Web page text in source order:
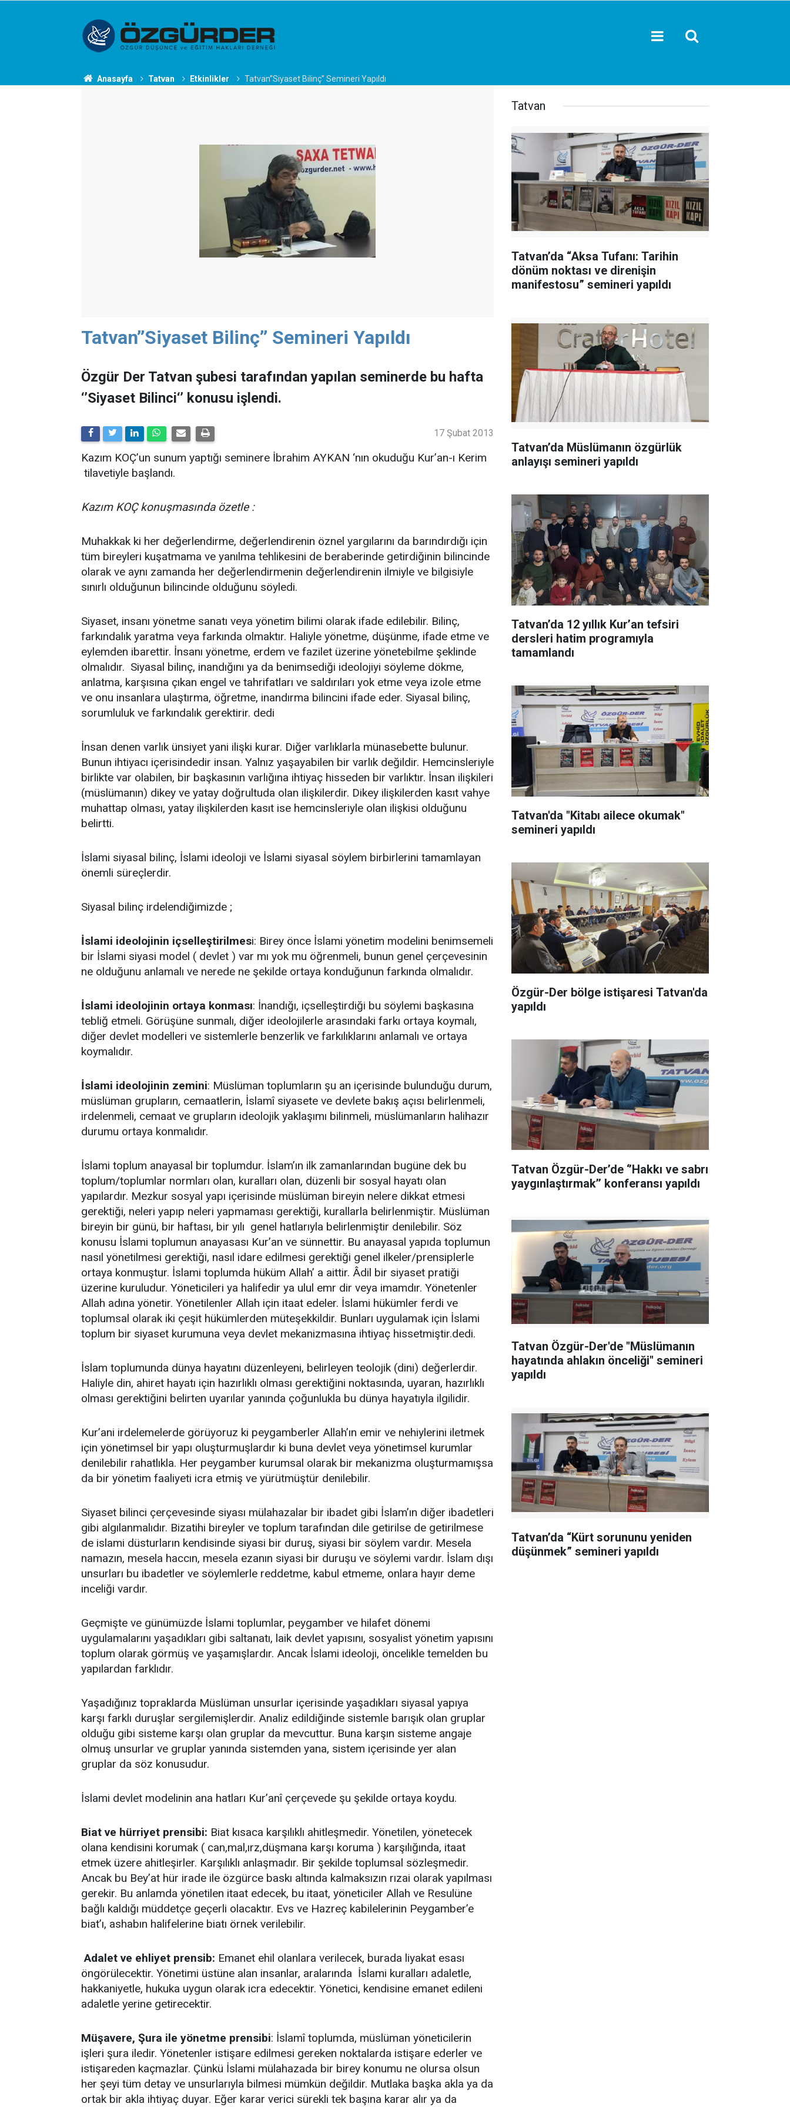
Anasayfa Tatvan Etkinlikler Tatvan’’Siyaset Bilinç’’ Semineri Yapıldı
Tatvan’’Siyaset Bilinç’’ Semineri Yapıldı
Özgür Der Tatvan şubesi tarafından yapılan seminerde bu hafta
‘’Siyaset Bilinci‘’ konusu işlendi.
17 Şubat 2013
Kazım KOÇ’un sunum yaptığı seminere İbrahim AYKAN ‘nın okuduğu Kur’an-ı Kerim
tilavetiyle başlandı.
Kazım KOÇ konuşmasında özetle :
Muhakkak ki her değerlendirme, değerlendirenin öznel yargılarını da barındırdığı için
tüm bireyleri kuşatmama ve yanılma tehlikesini de beraberinde getirdiğinin bilincinde
olarak ve aynı zamanda her değerlendirmenin değerlendirenin ilmiyle ve bilgisiyle
sınırlı olduğunun bilincinde olduğunu söyledi.
Siyaset, insanı yönetme sanatı veya yönetim bilimi olarak ifade edilebilir. Bilinç,
farkındalık yaratma veya farkında olmaktır. Haliyle yönetme, düşünme, ifade etme ve
eylemden ibarettir. İnsanı yönetme, erdem ve fazilet üzerine yönetebilme şeklinde
olmalıdır. Siyasal bilinç, inandığını ya da benimsediği ideolojiyi söyleme dökme,
anlatma, karşısına çıkan engel ve tahrifatları ve saldırıları yok etme veya izole etme
ve onu insanlara ulaştırma, öğretme, inandırma bilincini ifade eder. Siyasal bilinç,
sorumluluk ve farkındalık gerektirir. dedi
İnsan denen varlık ünsiyet yani ilişki kurar. Diğer varlıklarla münasebette bulunur.
Bunun ihtiyacı içerisindedir insan. Yalnız yaşayabilen bir varlık değildir. Hemcinsleriyle
birlikte var olabilen, bir başkasının varlığına ihtiyaç hisseden bir varlıktır. İnsan ilişkileri
(müslümanın) dikey ve yatay doğrultuda olan ilişkilerdir. Dikey ilişkilerden kasıt vahye
muhattap olması, yatay ilişkilerden kasıt ise hemcinsleriyle olan ilişkisi olduğunu
belirtti.
İslami siyasal bilinç, İslami ideoloji ve İslami siyasal söylem birbirlerini tamamlayan
önemli süreçlerdir.
Siyasal bilinç irdelendiğimizde ;
İslami ideolojinin içselleştirilmesi: Birey önce İslami yönetim modelini benimsemeli
bir İslami siyasi model ( devlet ) var mı yok mu öğrenmeli, bunun genel çerçevesinin
ne olduğunu anlamalı ve nerede ne şekilde ortaya konduğunun farkında olmalıdır.
İslami ideolojinin ortaya konması: İnandığı, içselleştirdiği bu söylemi başkasına
tebliğ etmeli. Görüşüne sunmalı, diğer ideolojilerle arasındaki farkı ortaya koymalı,
diğer devlet modelleri ve sistemlerle benzerlik ve farkılıklarını anlamalı ve ortaya
koymalıdır.
İslami ideolojinin zemini: Müslüman toplumların şu an içerisinde bulunduğu durum,
müslüman grupların, cemaatlerin, İslamî siyasete ve devlete bakış açısı belirlenmeli,
irdelenmeli, cemaat ve grupların ideolojik yaklaşımı bilinmeli, müslümanların halihazır
durumu ortaya konmalıdır.
İslami toplum anayasal bir toplumdur. İslam’ın ilk zamanlarından bugüne dek bu
toplum/toplumlar normları olan, kuralları olan, düzenli bir sosyal hayatı olan
yapılardır. Mezkur sosyal yapı içerisinde müslüman bireyin nelere dikkat etmesi
gerektiği, neleri yapıp neleri yapmaması gerektiği, kurallarla belirlenmiştir. Müslüman
bireyin bir günü, bir haftası, bir yılı genel hatlarıyla belirlenmiştir denilebilir. Söz
konusu İslami toplumun anayasası Kur’an ve sünnettir. Bu anayasal yapıda toplumun
nasıl yönetilmesi gerektiği, nasıl idare edilmesi gerektiği genel ilkeler/prensiplerle
ortaya konmuştur. İslami toplumda hüküm Allah’ a aittir. Âdil bir siyaset pratiği
üzerine kuruludur. Yöneticileri ya halifedir ya ulul emr dir veya imamdır. Yönetenler
Allah adına yönetir. Yönetilenler Allah için itaat edeler. İslami hükümler ferdi ve
toplumsal olarak iki çeşit hükümlerden müteşekkildir. Bunları uygulamak için İslami
toplum bir siyaset kurumuna veya devlet mekanizmasına ihtiyaç hissetmiştir.dedi.
İslam toplumunda dünya hayatını düzenleyeni, belirleyen teolojik (dini) değerlerdir.
Haliyle din, ahiret hayatı için hazırlıklı olması gerektiğini noktasında, uyaran, hazırlıklı
olması gerektiğini belirten uyarılar yanında çoğunlukla bu dünya hayatıyla ilgilidir.
Kur’ani irdelemelerde görüyoruz ki peygamberler Allah’ın emir ve nehiylerini iletmek
için yönetimsel bir yapı oluşturmuşlardır ki buna devlet veya yönetimsel kurumlar
denilebilir rahatlıkla. Her peygamber kurumsal olarak bir mekanizma oluşturmamışsa
da bir yönetim faaliyeti icra etmiş ve yürütmüştür denilebilir.
Siyaset bilinci çerçevesinde siyası mülahazalar bir ibadet gibi İslam’ın diğer ibadetleri
gibi algılanmalıdır. Bizatihi bireyler ve toplum tarafından dile getirilse de getirilmese
de islami düsturların kendisinde siyasi bir duruş, siyasi bir söylem vardır. Mesela
namazın, mesela haccın, mesela ezanın siyasi bir duruşu ve söylemi vardır. İslam dışı
unsurları bu ibadetler ve söylemlerle reddetme, kabul etmeme, onlara hayır deme
inceliği vardır.
Geçmişte ve günümüzde İslami toplumlar, peygamber ve hilafet dönemi
uygulamalarını yaşadıkları gibi saltanatı, laik devlet yapısını, sosyalist yönetim yapısını
toplum olarak görmüş ve yaşamışlardır. Ancak İslami ideoloji, öncelikle temelden bu
yapılardan farklıdır.
Yaşadığınız topraklarda Müslüman unsurlar içerisinde yaşadıkları siyasal yapıya
karşı farklı duruşlar sergilemişlerdir. Analiz edildiğinde sistemle barışık olan gruplar
olduğu gibi sisteme karşı olan gruplar da mevcuttur. Buna karşın sisteme angaje
olmuş unsurlar ve gruplar yanında sistemden yana, sistem içerisinde yer alan
gruplar da söz konusudur.
İslami devlet modelinin ana hatları Kur’anî çerçevede şu şekilde ortaya koydu.
Biat ve hürriyet prensibi: Biat kısaca karşılıklı ahitleşmedir. Yönetilen, yönetecek
olana kendisini korumak ( can,mal,ırz,düşmana karşı koruma ) karşılığında, itaat
etmek üzere ahitleşirler. Karşılıklı anlaşmadır. Bir şekilde toplumsal sözleşmedir.
Ancak bu Bey’at hür irade ile özgürce baskı altında kalmaksızın rızai olarak yapılması
gerekir. Bu anlamda yönetilen itaat edecek, bu itaat, yöneticiler Allah ve Resulüne
bağlı kaldığı müddetçe geçerli olacaktır. Evs ve Hazreç kabilelerinin Peygamber’e
biat’ı, ashabın halifelerine biatı örnek verilebilir.
Adalet ve ehliyet prensib: Emanet ehil olanlara verilecek, burada liyakat esası
öngörülecektir. Yönetimi üstüne alan insanlar, aralarında İslami kuralları adaletle,
hakkaniyetle, hukuka uygun olarak icra edecektir. Yönetici, kendisine emanet edileni
adaletle yerine getirecektir.
Müşavere, Şura ile yönetme prensibi: İslamî toplumda, müslüman yöneticilerin
işleri şura iledir. Yönetenler istişare edilmesi gereken noktalarda istişare ederler ve
istişareden kaçmazlar. Çünkü İslami mülahazada bir birey konumu ne olursa olsun
her şeyi tüm detay ve unsurlarıyla bilmesi mümkün değildir. Mutlaka başka akla ya da
ortak bir akla ihtiyaç duyar. Eğer karar verici sürekli tek başına karar alır ya da
Tatvan
Tatvan’da “Aksa Tufanı: Tarihin
dönüm noktası ve direnişin
manifestosu” semineri yapıldı
Tatvan’da Müslümanın özgürlük
anlayışı semineri yapıldı
Tatvan’da 12 yıllık Kur’an tefsiri
dersleri hatim programıyla
tamamlandı
Tatvan'da "Kitabı ailece okumak"
semineri yapıldı
Özgür-Der bölge istişaresi Tatvan'da
yapıldı
Tatvan Özgür-Der’de ‘’Hakkı ve sabrı
yaygınlaştırmak’’ konferansı yapıldı
Tatvan Özgür-Der'de "Müslümanın
hayatında ahlakın önceliği" semineri
yapıldı
Tatvan’da “Kürt sorununu yeniden
düşünmek” semineri yapıldı